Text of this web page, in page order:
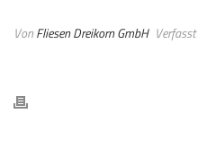
VonFliesen Dreikorn GmbH Verfasst